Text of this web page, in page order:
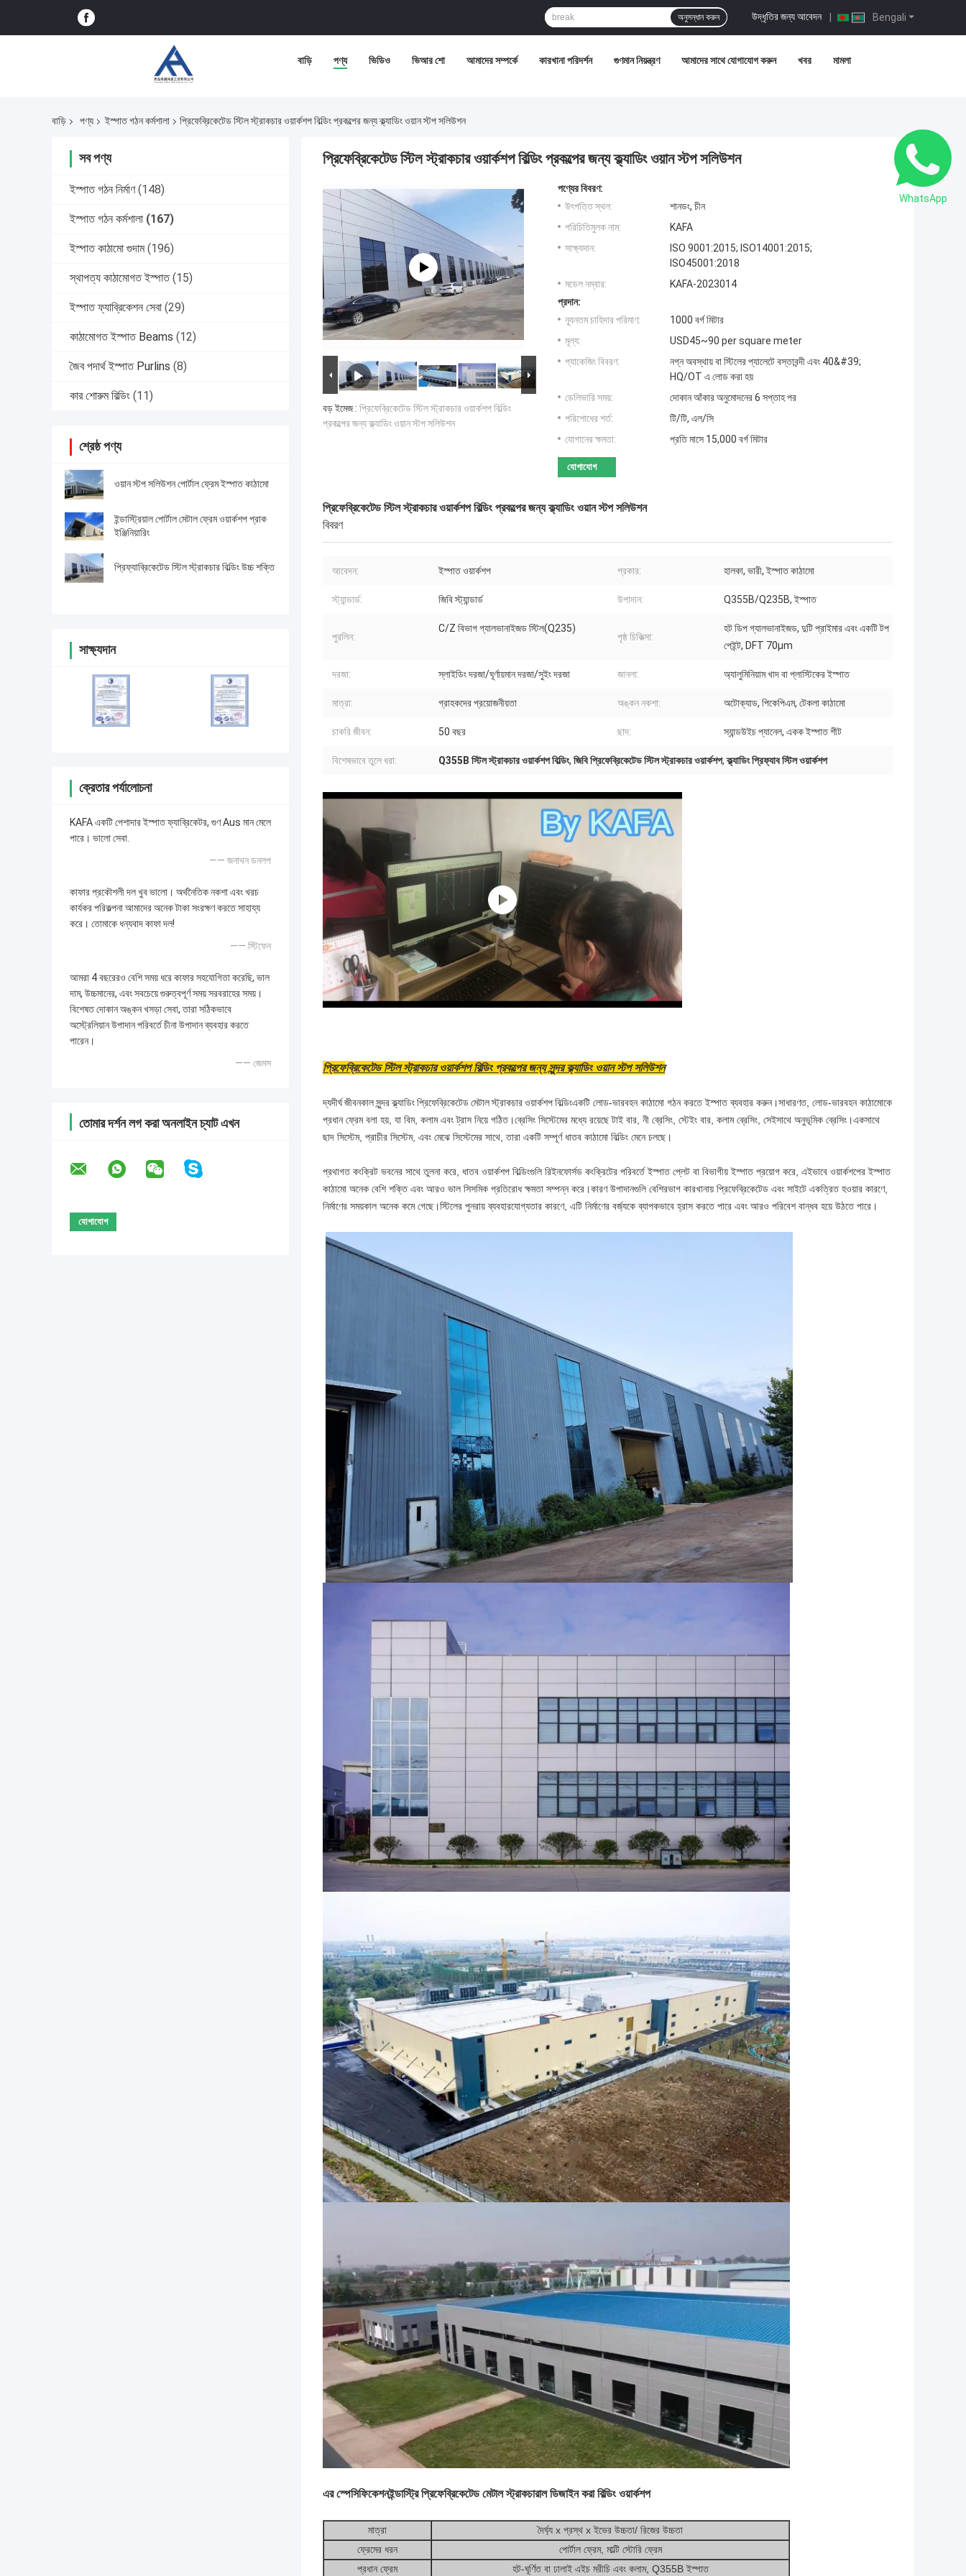
Bengali
উদ্ধৃতির জন্য আবেদন |
অনুসন্ধান করুন
বাড়ি পণ্য ভিডিও ভিআর শো আমাদের সম্পর্কে কারখানা পরিদর্শন গুণমান নিয়ন্ত্রণ আমাদের সাথে যোগাযোগ করুন খবর মামলা
বাড়ি পণ্য ইস্পাত গঠন কর্মশালা প্রিফেব্রিকেটেড স্টিল স্ট্রাকচার ওয়ার্কশপ বিল্ডিং প্রকল্পের জন্য ক্ল্যাডিং ওয়ান স্টপ সলিউশন
সব পণ্য
ইস্পাত গঠন নির্মাণ (148)
ইস্পাত গঠন কর্মশালা (167)
ইস্পাত কাঠামো গুদাম (196)
স্থাপত্য কাঠামোগত ইস্পাত (15)
ইস্পাত ফ্যাব্রিকেশন সেবা (29)
কাঠামোগত ইস্পাত Beams (12)
জৈব পদার্থ ইস্পাত Purlins (8)
কার শোরুম বিল্ডিং (11)
শ্রেষ্ঠ পণ্য
ওয়ান স্টপ সলিউশন পোর্টাল ফ্রেম ইস্পাত কাঠামো
ইন্ডাস্ট্রিয়াল পোর্টাল মেটাল ফ্রেম ওয়ার্কশপ প্রাক
ইঞ্জিনিয়ারিং
প্রিফ্যাব্রিকেটেড স্টিল স্ট্রাকচার বিল্ডিং উচ্চ শক্তি
সাক্ষ্যদান
ক্রেতার পর্যালোচনা
KAFA একটি পেশাদার ইস্পাত ফ্যাব্রিকেটর, গুণ Aus মান মেলে
পারে। ভালো সেবা.
—— জনাথন ডনলপ
কাফার প্রকৌশলী দল খুব ভালো। অর্থনৈতিক নকশা এবং খরচ
কার্যকর পরিকল্পনা আমাদের অনেক টাকা সংরক্ষণ করতে সাহায্য
করে। তোমাকে ধন্যবাদ কাফা দল!
—— স্টিফেন
আমরা 4 বছরেরও বেশি সময় ধরে কাফার সহযোগিতা করেছি, ভাল
দাম, উচ্চমানের, এবং সবচেয়ে গুরুত্বপূর্ণ সময় সরবরাহের সময়।
বিশেষত দোকান অঙ্কন খসড়া সেবা, তারা সঠিকভাবে
অস্ট্রেলিয়ান উপাদান পরিবর্তে চীনা উপাদান ব্যবহার করতে
পারেন।
—— জেমস
তোমার দর্শন লগ করা অনলাইন চ্যাট এখন
প্রিফেব্রিকেটেড স্টিল স্ট্রাকচার ওয়ার্কশপ বিল্ডিং প্রকল্পের জন্য ক্ল্যাডিং ওয়ান স্টপ সলিউশন
বড় ইমেজ : প্রিফেব্রিকেটেড স্টিল স্ট্রাকচার ওয়ার্কশপ বিল্ডিং
প্রকল্পের জন্য ক্ল্যাডিং ওয়ান স্টপ সলিউশন
পণ্যের বিবরণ:
উৎপত্তি স্থল:
শানডং, চীন
পরিচিতিমুলক নাম:
KAFA
সাক্ষ্যদান:
ISO 9001:2015; ISO14001:2015;
ISO45001:2018
মডেল নম্বার:
KAFA-2023014
প্রদান:
ন্যূনতম চাহিদার পরিমাণ:
1000 বর্গ মিটার
মূল্য:
USD45~90 per square meter
প্যাকেজিং বিবরণ:
নগ্ন অবস্থায় বা স্টিলের প্যালেটে বস্তাবন্দী এবং 40&#39;
HQ/OT এ লোড করা হয়
ডেলিভারি সময়:
দোকান আঁকার অনুমোদনের 6 সপ্তাহ পর
পরিশোধের শর্ত:
টি/টি, এল/সি
যোগানের ক্ষমতা:
প্রতি মাসে 15,000 বর্গ মিটার
যোগাযোগ
প্রিফেব্রিকেটেড স্টিল স্ট্রাকচার ওয়ার্কশপ বিল্ডিং প্রকল্পের জন্য ক্ল্যাডিং ওয়ান স্টপ সলিউশন
বিবরণ
আবেদন: ইস্পাত ওয়ার্কশপ প্রকার: হালকা, ভারী, ইস্পাত কাঠামো
স্ট্যান্ডার্ড: জিবি স্ট্যান্ডার্ড উপাদান: Q355B/Q235B, ইস্পাত
পুরলিন:
C/Z বিভাগ গ্যালভানাইজড স্টিল(Q235)
পৃষ্ঠ চিকিত্সা:
হট ডিপ গ্যালভানাইজড, দুটি প্রাইমার এবং একটি টপ
পেইন্ট, DFT 70μm
দরজা: স্লাইডিং দরজা/ঘূর্ণায়মান দরজা/সুইং দরজা জানলা: অ্যালুমিনিয়াম খাদ বা প্লাস্টিকের ইস্পাত
মাত্রা: গ্রাহকদের প্রয়োজনীয়তা অঙ্কন নকশা: অটোক্যাড, পিকেপিএম, টেকলা কাঠামো
চাকরি জীবন: 50 বছর ছাদ: স্যান্ডউইচ প্যানেল, একক ইস্পাত শীট
বিশেষভাবে তুলে ধরা: Q355B স্টিল স্ট্রাকচার ওয়ার্কশপ বিল্ডিং, জিবি প্রিফেব্রিকেটেড স্টিল স্ট্রাকচার ওয়ার্কশপ,ক্ল্যাডিং প্রিফ্যাব স্টিল ওয়ার্কশপ
প্রিফেব্রিকেটেড স্টিল স্ট্রাকচার ওয়ার্কশপ বিল্ডিং প্রকল্পের জন্য সুন্দর ক্ল্যাডিং ওয়ান স্টপ সলিউশন
দ্যদীর্ঘ জীবনকাল সুন্দর ক্ল্যাডিং প্রিফেব্রিকেটেড মেটাল স্ট্রাকচার ওয়ার্কশপ বিল্ডিংএকটি লোড-ভারবহন কাঠামো গঠন করতে ইস্পাত ব্যবহার করুন।সাধারণত, লোড-ভারবহন কাঠামোকে
প্রধান ফ্রেম বলা হয়, যা বিম, কলাম এবং ট্রাস নিয়ে গঠিত।ব্রেসিং সিস্টেমের মধ্যে রয়েছে টাই বার, নী ব্রেসিং, স্টেইং বার, কলাম ব্রেসিং, সেইসাথে অনুভূমিক ব্রেসিং।একসাথে
ছাদ সিস্টেম, প্রাচীর সিস্টেম, এবং মেঝে সিস্টেমের সাথে, তারা একটি সম্পূর্ণ ধাতব কাঠামো বিল্ডিং মেনে চলছে।
প্রথাগত কংক্রিট ভবনের সাথে তুলনা করে, ধাতব ওয়ার্কশপ বিল্ডিংগুলি রিইনফোর্সড কংক্রিটের পরিবর্তে ইস্পাত প্লেট বা বিভাগীয় ইস্পাত প্রয়োগ করে, এইভাবে ওয়ার্কশপের ইস্পাত
কাঠামো অনেক বেশি শক্তি এবং আরও ভাল সিসমিক প্রতিরোধ ক্ষমতা সম্পন্ন করে।কারণ উপাদানগুলি বেশিরভাগ কারখানায় প্রিফেব্রিকেটেড এবং সাইটে একত্রিত হওয়ার কারণে,
নির্মাণের সময়কাল অনেক কমে গেছে।স্টিলের পুনরায় ব্যবহারযোগ্যতার কারণে, এটি নির্মাণের বর্জ্যকে ব্যাপকভাবে হ্রাস করতে পারে এবং আরও পরিবেশ বান্ধব হয়ে উঠতে পারে।
এর স্পেসিফিকেশনইন্ডাস্ট্রি প্রিফেব্রিকেটেড মেটাল স্ট্রাকচারাল ডিজাইন করা বিল্ডিং ওয়ার্কশপ
মাত্রা
দৈর্ঘ্য x প্রস্থ x ইভের উচ্চতা/ রিজের উচ্চতা
ফ্রেমের ধরন
পোর্টাল ফ্রেম, মাল্টি স্টোরি ফ্রেম
প্রধান ফ্রেম
হট-ঘূর্ণিত বা ঢালাই এইচ মরীচি এবং কলাম, Q355B ইস্পাত
WhatsApp